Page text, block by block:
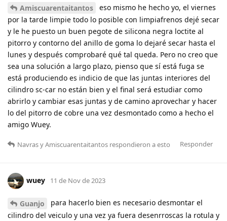
Amiscuarentaitantos
eso mismo he hecho yo, el viernes
por la tarde limpie todo lo posible con limpiafrenos dejé secar
y le he puesto un buen pegote de silicona negra loctite al
pitorro y contorno del anillo de goma lo dejaré secar hasta el
lunes y después comprobaré qué tal queda. Pero no creo que
sea una solución a largo plazo, pienso que sí está fuga se
está produciendo es indicio de que las juntas interiores del
cilindro sc-car no están bien y el final será estudiar como
abrirlo y cambiar esas juntas y de camino aprovechar y hacer
lo del pitorro de cobre una vez desmontado como a hecho el
amigo Wuey.
Responder
NavrasyAmiscuarentaitantos respondieron a esto
wuey 11 de Nov de 2023
Guanjo
para hacerlo bien es necesario desmontar el
cilindro del veiculo y una vez ya fuera desenrroscas la rotula y